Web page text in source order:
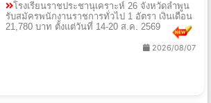
โรงเรียนราชประชานุเคราะห์ 26 จังหวัดลำพูน
รับสมัครพนักงานราชการทั่วไป 1 อัตรา เงินเดือน
21,780 บาท ตั้งแต่วันที่ 14-20 ส.ค. 2569
2026/08/07